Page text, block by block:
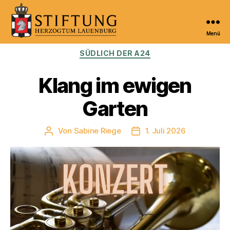
Kulturportal
Herzogtum
Lauenburg
Menü
Kategorien
SÜDLICH DER A24
Klang im ewigen
Garten
Beitragsautor
Von Sabine Riege Veröffentlichungsdatum
1. Juli 2026